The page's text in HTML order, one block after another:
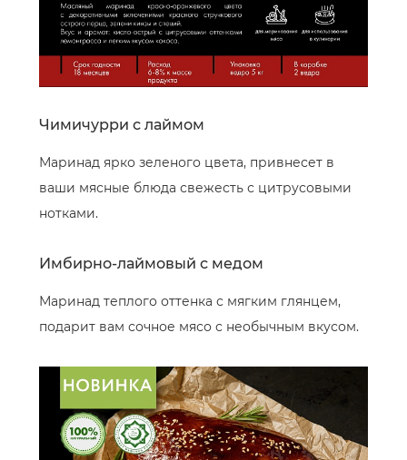
Чимичурри с лаймом
Маринад ярко зеленого цвета, привнесет в
ваши мясные блюда свежесть с цитрусовыми
нотками.
Имбирно-лаймовый с медом
Маринад теплого оттенка с мягким глянцем,
подарит вам сочное мясо с необычным вкусом.